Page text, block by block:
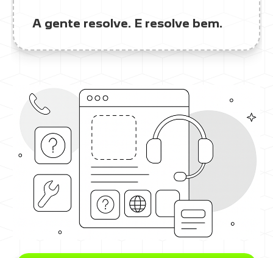
A gente resolve. E resolve bem.